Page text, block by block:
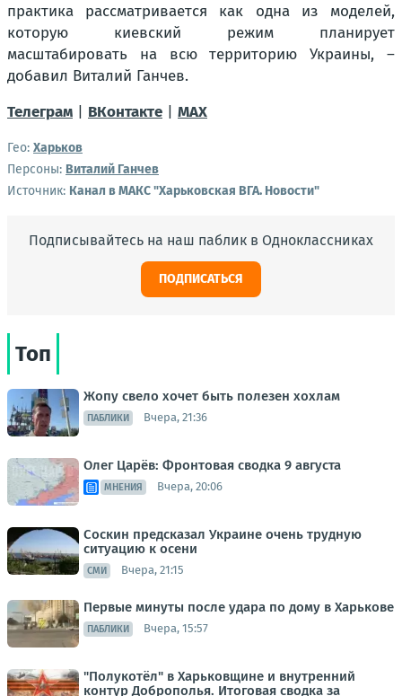
практика рассматривается как одна из моделей,
которую киевский режим планирует
масштабировать на всю территорию Украины, –
добавил Виталий Ганчев.
Телеграм | ВКонтакте | MAX
Гео: Харьков
Персоны: Виталий Ганчев
Источник: Канал в МАКС "Харьковская ВГА. Новости"
Подписывайтесь на наш паблик в Одноклассниках
ПОДПИСАТЬСЯ
Топ
Жопу свело хочет быть полезен хохлам
ПАБЛИКИ Вчера, 21:36
Олег Царёв: Фронтовая сводка 9 августа
МНЕНИЯ Вчера, 20:06
Соскин предсказал Украине очень трудную
ситуацию к осени
СМИ Вчера, 21:15
Первые минуты после удара по дому в Харькове
ПАБЛИКИ Вчера, 15:57
"Полукотёл" в Харьковщине и внутренний
контур Доброполья. Итоговая сводка за